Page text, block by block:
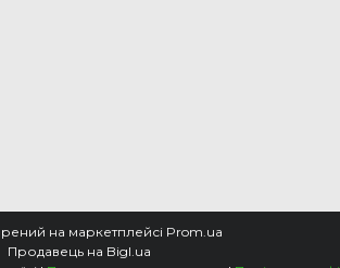
на маркетплейсі Prom.ua
Продавець на Bigl.ua